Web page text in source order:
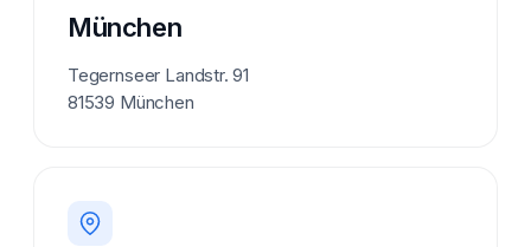
München
Tegernseer Landstr. 91
81539 München